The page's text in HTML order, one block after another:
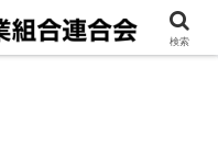
フスタイルをご提案します
検索